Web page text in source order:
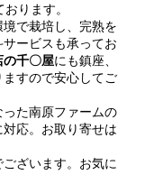
ります。
で栽培し、完熟を
ービスも承ってお
の千〇屋にも鎮座、
ますので安心してご
た南原ファームの
応。お取り寄せは
ございます。お気に